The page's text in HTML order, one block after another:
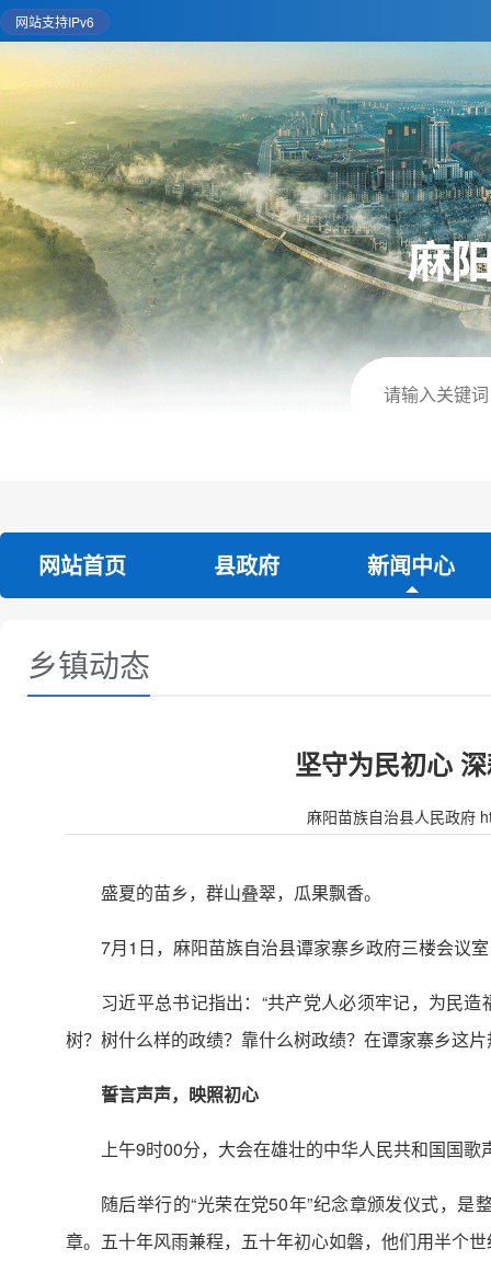
网站支持IPv6
网站首页 县政府 新闻中心
乡镇动态
坚守为民初心
麻阳苗族自治县人民政府
盛夏的苗乡，群山叠翠，瓜果飘香。
7月1日，麻阳苗族自治县谭家寨乡政府三楼会议
习近平总书记指出：“共产党人必须牢记，为民
树？树什么样的政绩？靠什么树政绩？在谭家寨乡这
誓言声声，映照初心
上午9时00分，大会在雄壮的中华人民共和国国
随后举行的“光荣在党50年”纪念章颁发仪式，
章。五十年风雨兼程，五十年初心如磐，他们用半个